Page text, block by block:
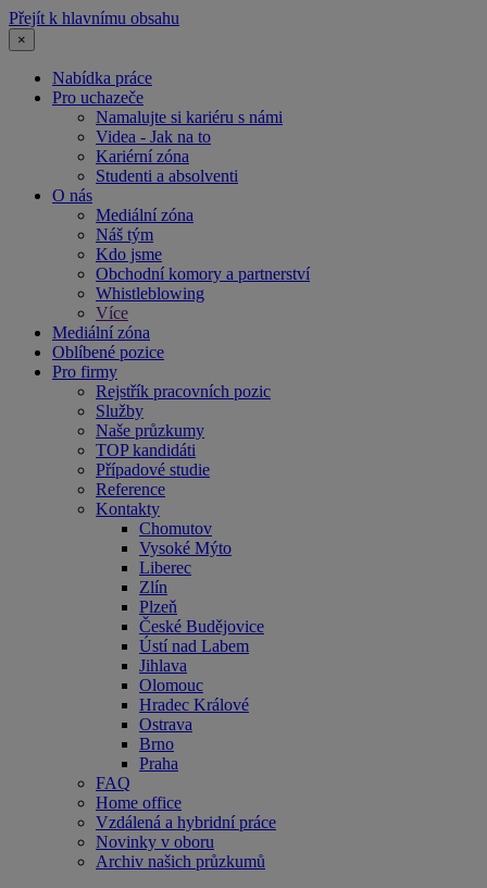
Přejít k hlavnímu obsahu
×
Nabídka práce
Pro uchazeče
Namalujte si kariéru s námi
Videa - Jak na to
Kariérní zóna
Studenti a absolventi
O nás
Mediální zóna
Náš tým
Kdo jsme
Obchodní komory a partnerství
Whistleblowing
Více
Mediální zóna
Oblíbené pozice
Pro firmy
Rejstřík pracovních pozic
Služby
Naše průzkumy
TOP kandidáti
Případové studie
Reference
Kontakty
Chomutov
Vysoké Mýto
Liberec
Zlín
Plzeň
České Budějovice
Ústí nad Labem
Jihlava
Olomouc
Hradec Králové
Ostrava
Brno
Praha
FAQ
Home office
Vzdálená a hybridní práce
Novinky v oboru
Archiv našich průzkumů